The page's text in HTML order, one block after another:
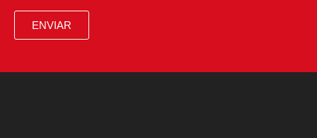
ENVIAR